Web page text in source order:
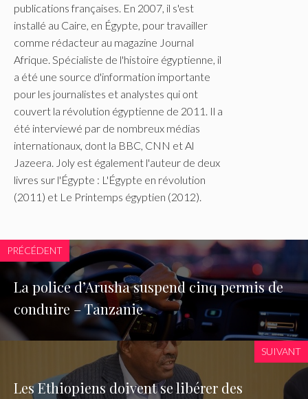
publications françaises. En 2007, il s'est
installé au Caire, en Égypte, pour travailler
comme rédacteur au magazine Journal
Afrique. Spécialiste de l'histoire égyptienne, il
a été une source d'information importante
pour les journalistes et analystes qui ont
couvert la révolution égyptienne de 2011. Il a
été interviewé par de nombreux médias
internationaux, dont la BBC, CNN et Al
Jazeera. Joly est également l'auteur de deux
livres sur l'Égypte : L'Égypte en révolution
(2011) et Le Printemps égyptien (2012).
PRÉCÉDENT
La police d’Arusha suspend cinq permis de
conduire – Tanzanie
SUIVANT
Les Ethiopiens doivent se libérer des